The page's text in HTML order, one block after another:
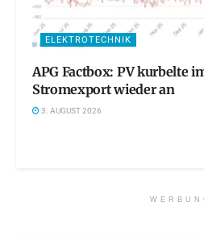
ELEKTROTECHNIK
APG Factbox: PV kurbelte
Stromexport wieder an
3. AUGUST 2026